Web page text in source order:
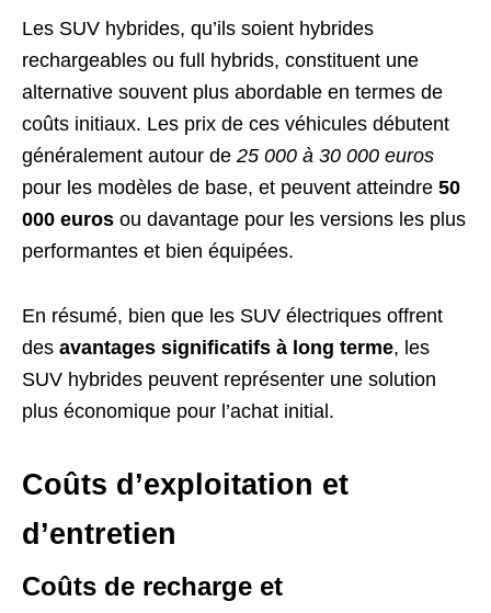
Les SUV hybrides, qu’ils soient hybrides
rechargeables ou full hybrids, constituent une
alternative souvent plus abordable en termes de
coûts initiaux. Les prix de ces véhicules débutent
généralement autour de 25 000 à 30 000 euros
pour les modèles de base, et peuvent atteindre 50
000 euros ou davantage pour les versions les plus
performantes et bien équipées.
En résumé, bien que les SUV électriques offrent
des avantages significatifs à long terme, les
SUV hybrides peuvent représenter une solution
plus économique pour l’achat initial.
Coûts d’exploitation et
d’entretien
Coûts de recharge et